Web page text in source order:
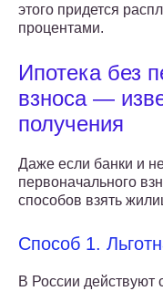
этого придется
процентами.
Ипотека без
взноса —
получения
Даже если банки и
первоначального
способов взять
Способ 1.
В России действуют